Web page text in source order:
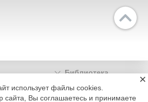
Библиотека
Реклама
использует файлы cookies.
сайта, Вы соглашаетесь и принимаете
×